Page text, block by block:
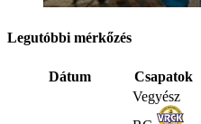
Legutóbbi mérkőzés
Dátum Csapatok
Vegyész